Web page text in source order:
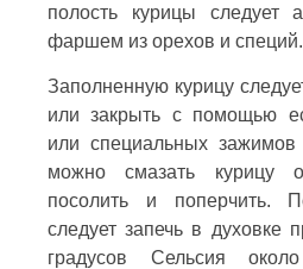
полость курицы следует
фаршем из орехов и специй.
Заполненную курицу
или закрыть с помощью
или специальных
можно смазать курицу
посолить и поперчить.
следует запечь в духовке
градусов Сельсия